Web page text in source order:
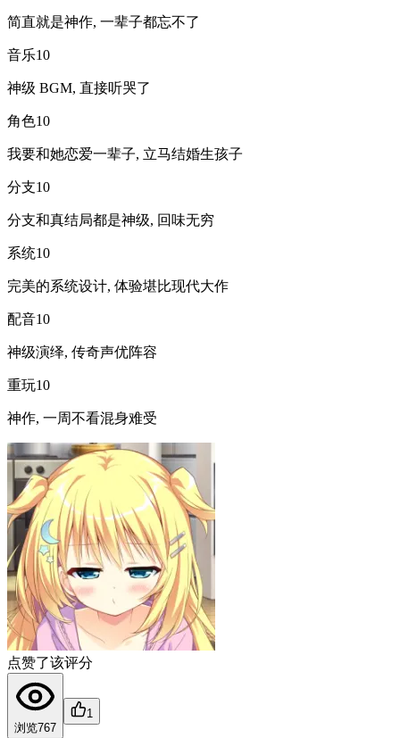
简直就是神作, 一辈子都忘不了
音乐10
神级 BGM, 直接听哭了
角色10
我要和她恋爱一辈子, 立马结婚生孩子
分支10
分支和真结局都是神级, 回味无穷
系统10
完美的系统设计, 体验堪比现代大作
配音10
神级演绎, 传奇声优阵容
重玩10
神作, 一周不看混身难受
点赞了该评分
浏览767
1